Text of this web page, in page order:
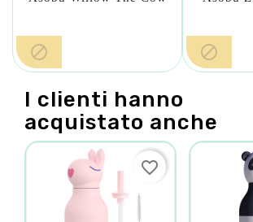
 
I clienti hanno
acquistato anche
favorite_border